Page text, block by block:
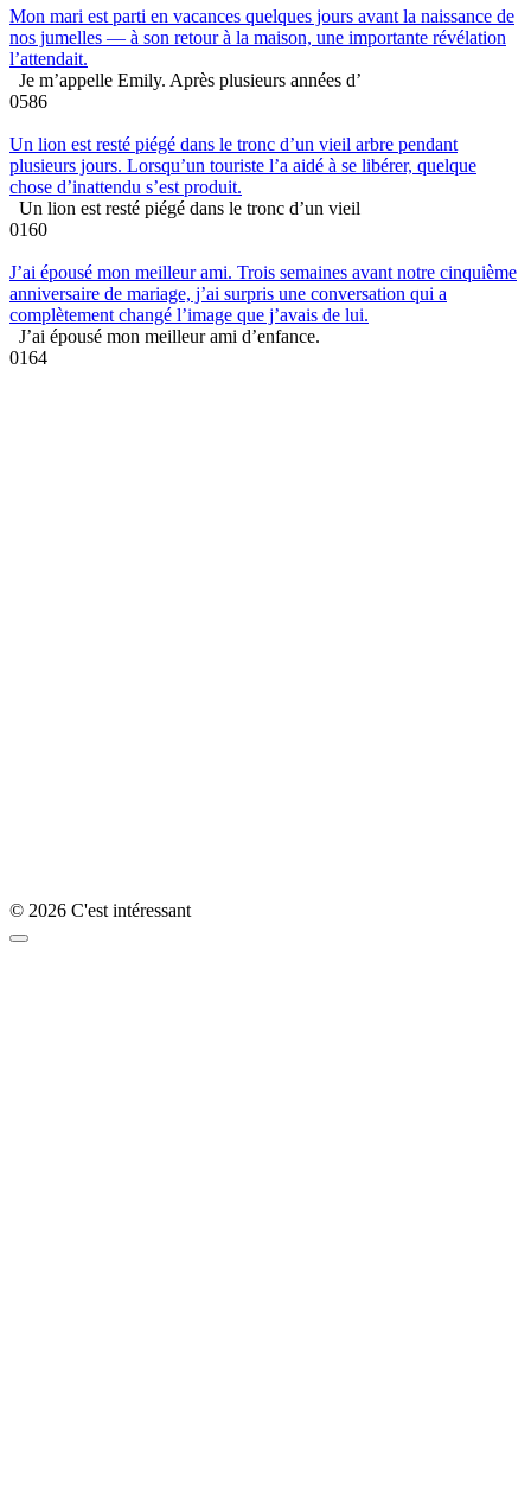
Mon mari est parti en vacances quelques jours avant la naissance de
nos jumelles — à son retour à la maison, une importante révélation
l’attendait.
Je m’appelle Emily. Après plusieurs années d’
0586
Un lion est resté piégé dans le tronc d’un vieil arbre pendant
plusieurs jours. Lorsqu’un touriste l’a aidé à se libérer, quelque
chose d’inattendu s’est produit.
Un lion est resté piégé dans le tronc d’un vieil
0160
J’ai épousé mon meilleur ami. Trois semaines avant notre cinquième
anniversaire de mariage, j’ai surpris une conversation qui a
complètement changé l’image que j’avais de lui.
J’ai épousé mon meilleur ami d’enfance.
0164
© 2026 C'est intéressant